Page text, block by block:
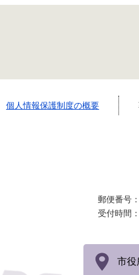
個人情報保護制度の概要
郵便番号
受付時間
市役